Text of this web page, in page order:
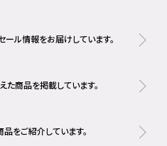
ル情報をお届けしています。
商品を掲載しています。
をご紹介しています。